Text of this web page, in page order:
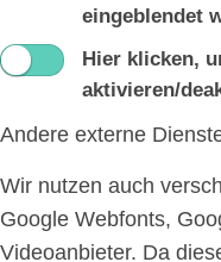
eingeblendet
Hier klicken,
aktivieren/
Andere externe
Wir nutzen auch
Google Webfonts,
Videoanbieter. Da